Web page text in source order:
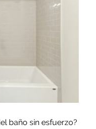
baño sin esfuerzo?